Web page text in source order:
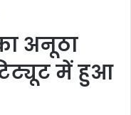
अनूठा
में हुआ